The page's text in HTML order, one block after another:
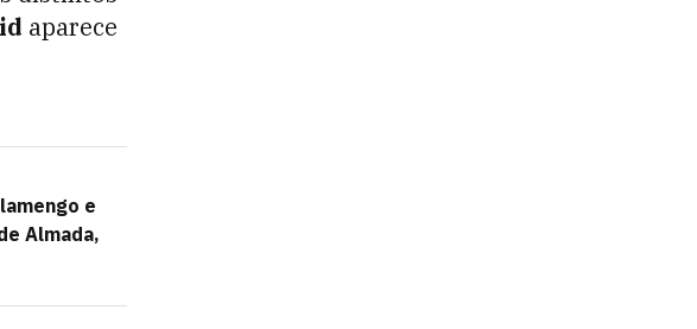
aparece
e
Almada,